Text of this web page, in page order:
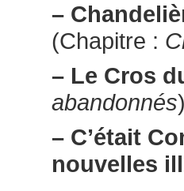
–
(Chapitre :
– Le Cros
abandonnés)
– C’était
nouvelles